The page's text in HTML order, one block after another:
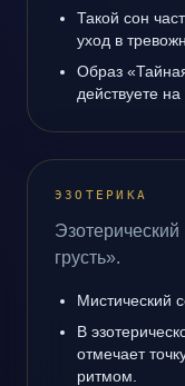
Такой сон
уход в
Образ
действуете
ЭЗОТЕРИКА
грусть».
Мистический
В
отмечает
ритмом.